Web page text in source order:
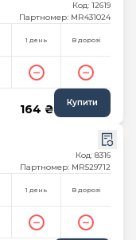
Код: 12619
Партномер: MR431024
1 день В дорозі
164 ₴ Купити
Код: 8316
Партномер: MR529712
1 день В дорозі